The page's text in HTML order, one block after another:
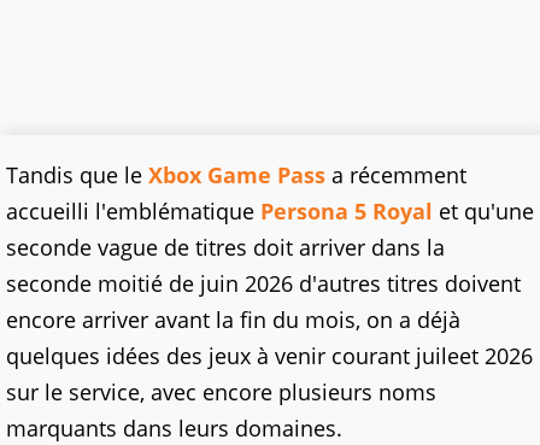
Tandis que le Xbox Game Pass a récemment
accueilli l'emblématique Persona 5 Royal et qu'une
seconde vague de titres doit arriver dans la
seconde moitié de juin 2026 d'autres titres doivent
encore arriver avant la fin du mois, on a déjà
quelques idées des jeux à venir courant juileet 2026
sur le service, avec encore plusieurs noms
marquants dans leurs domaines.